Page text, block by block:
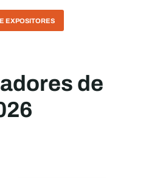
EXPOSITORES
de